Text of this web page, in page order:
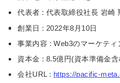
代表者 : 代表取締役社長 岩崎
創業日 : 2022年8月10日
事業内容 : Web3のマーケテ
資本金 : 8.5億円(資本準備金含
会社URL : https://pacific-